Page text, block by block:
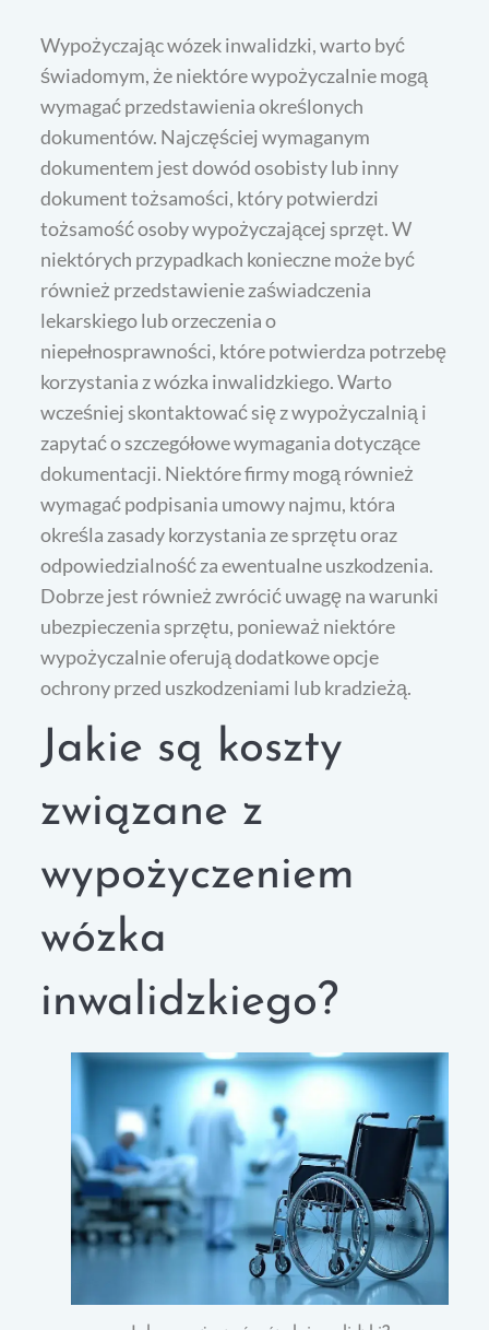
Wypożyczając wózek inwalidzki, warto być
świadomym, że niektóre wypożyczalnie mogą
wymagać przedstawienia określonych
dokumentów. Najczęściej wymaganym
dokumentem jest dowód osobisty lub inny
dokument tożsamości, który potwierdzi
tożsamość osoby wypożyczającej sprzęt. W
niektórych przypadkach konieczne może być
również przedstawienie zaświadczenia
lekarskiego lub orzeczenia o
niepełnosprawności, które potwierdza potrzebę
korzystania z wózka inwalidzkiego. Warto
wcześniej skontaktować się z wypożyczalnią i
zapytać o szczegółowe wymagania dotyczące
dokumentacji. Niektóre firmy mogą również
wymagać podpisania umowy najmu, która
określa zasady korzystania ze sprzętu oraz
odpowiedzialność za ewentualne uszkodzenia.
Dobrze jest również zwrócić uwagę na warunki
ubezpieczenia sprzętu, ponieważ niektóre
wypożyczalnie oferują dodatkowe opcje
ochrony przed uszkodzeniami lub kradzieżą.
Jakie są koszty
związane z
wypożyczeniem
wózka
inwalidzkiego?